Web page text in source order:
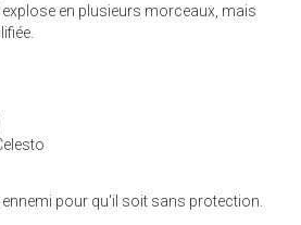
en plusieurs morceaux, mais
pour qu'il soit sans protection.